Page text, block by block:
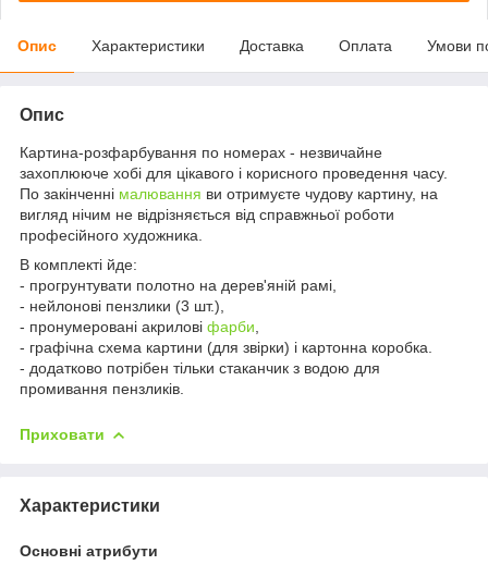
Опис Характеристики Доставка Оплата Умови
Опис
Картина-розфарбування по номерах - незвичайне
захоплююче хобі для цікавого і корисного проведення часу.
По закінченні малювання ви отримуєте чудову картину, на
вигляд нічим не відрізняється від справжньої роботи
професійного художника.
В комплекті йде:
- прогрунтувати полотно на дерев'яній рамі,
- нейлонові пензлики (3 шт.),
- пронумеровані акрилові фарби
- графічна схема картини (для звірки) і картонна коробка.
- додатково потрібен тільки стаканчик з водою для
промивання пензликів.
Приховати
Характеристики
Основні атрибути